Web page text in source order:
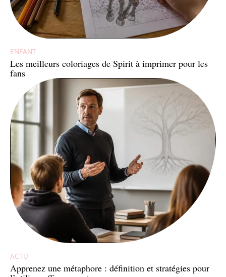
ENFANT
Les meilleurs coloriages de Spirit à imprimer pour les
fans
ACTU
Apprenez une métaphore : définition et stratégies pour